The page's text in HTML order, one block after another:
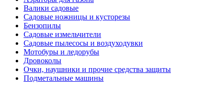
Валики садовые
Садовые ножницы и кусторезы
Бензопилы
Садовые измельчители
Садовые пылесосы и воздуходувки
Мотобуры и ледорубы
Дровоколы
Очки, наушники и прочие средства защиты
Подметальные машины